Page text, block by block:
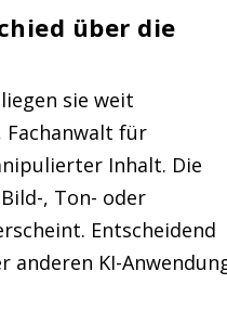
über die
sie weit
Fachanwalt für
Inhalt. Die
, Ton- oder
Entscheidend
anderen KI-